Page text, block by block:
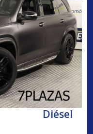
Diésel